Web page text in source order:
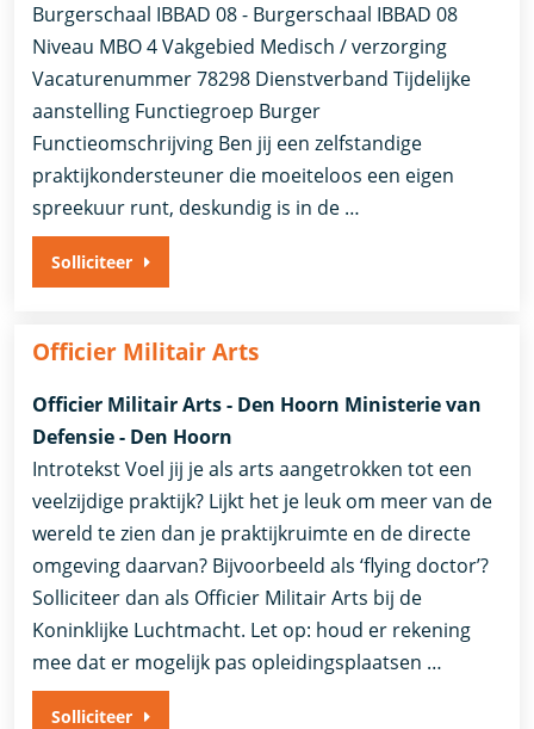
Burgerschaal IBBAD 08 - Burgerschaal IBBAD 08
Niveau MBO 4 Vakgebied Medisch / verzorging
Vacaturenummer 78298 Dienstverband Tijdelijke
aanstelling​​ Functiegroep Burger​
Functieomschrijving Ben jij een zelfstandige
praktijkondersteuner die moeiteloos een eigen
spreekuur runt, deskundig is in de …
Solliciteer
Officier Militair Arts
Officier Militair Arts - Den Hoorn Ministerie van
Defensie - Den Hoorn
Introtekst Voel jij je als arts aangetrokken tot een
veelzijdige praktijk? Lijkt het je leuk om meer van de
wereld te zien dan je praktijkruimte en de directe
omgeving daarvan? Bijvoorbeeld als ‘flying doctor’?
Solliciteer dan als Officier Militair Arts bij de
Koninklijke Luchtmacht. Let op: houd er rekening
mee dat er mogelijk pas opleidingsplaatsen …
Solliciteer